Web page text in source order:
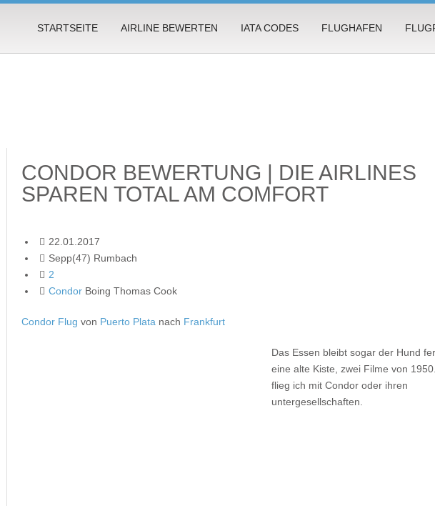
STARTSEITE AIRLINE BEWERTEN IATA CODES FLUGHAFEN
CONDOR BEWERTUNG | DIE AIRLINES
SPAREN TOTAL AM COMFORT
22.01.2017
Sepp(47) Rumbach
2
CondorBoing Thomas Cook
Condor Flug von Puerto Plata nach Frankfurt
Das Essen bleibt sogar der Hund
eine alte Kiste, zwei Filme von
flieg ich mit Condor oder ihren
untergesellschaften.